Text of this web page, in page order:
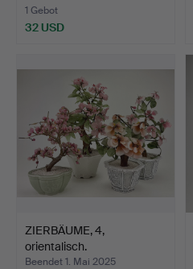
1 Gebot
32 USD
ZIERBÄUME, 4,
orientalisch.
Beendet 1. Mai 2025